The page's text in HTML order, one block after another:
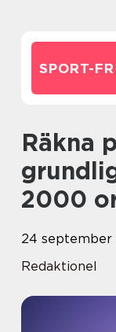
SPORT-
Räkna poäng i padel en
2000
24 september
Redaktionel